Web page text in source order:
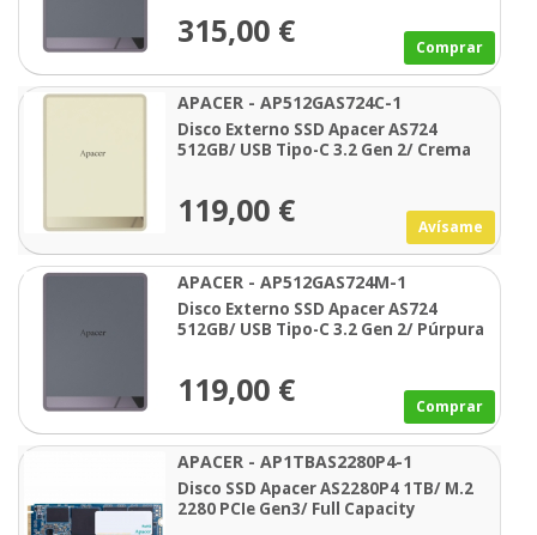
315,00 € Comprar
APACER - AP512GAS724C-1
Disco Externo SSD Apacer AS724
512GB/ USB Tipo-C 3.2 Gen 2/ Crema
119,00 € Avísame
APACER - AP512GAS724M-1
Disco Externo SSD Apacer AS724
512GB/ USB Tipo-C 3.2 Gen 2/ Púrpura
119,00 € Comprar
APACER - AP1TBAS2280P4-1
Disco SSD Apacer AS2280P4 1TB/ M.2
2280 PCIe Gen3/ Full Capacity